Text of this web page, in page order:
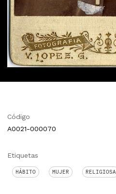
Código
A0021-000070
Etiquetas
HÁBITO MUJER RELIGIOSA